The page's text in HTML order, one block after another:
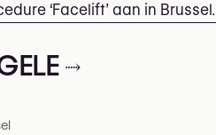
‘Facelift’ aan in Brussel.